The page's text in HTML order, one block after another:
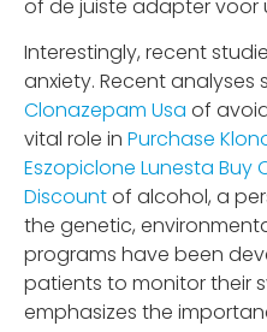
of de juiste adapter voor
Interestingly, recent
anxiety. Recent
Clonazepam Usa of
vital role in Purchase
Eszopiclone Lunesta Buy
Discountof alcohol, a
the genetic,
programs have been
patients to monitor their
emphasizes the